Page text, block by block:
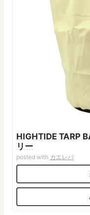
HIGHTIDE TARP
リー
posted with カエレバ